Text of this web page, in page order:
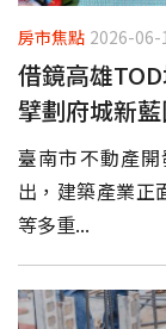
房市焦點 2026-06-
借鏡高雄
擘劃府城新
臺南市不動產
出，建築產業正
等多重...